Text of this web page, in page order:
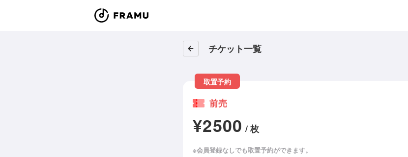
チケット一覧
取置予約
前売
¥2500 / 枚
※会員登録なしでも取置予約ができます。